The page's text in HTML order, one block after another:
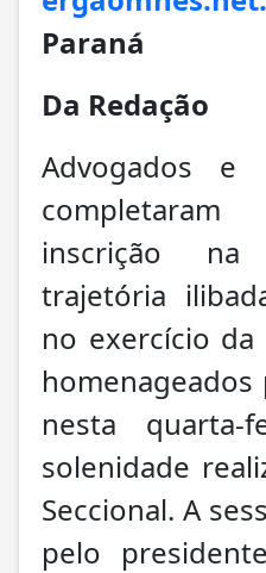
Paraná
Da Redação
Advogados e
inscrição
trajetória
no exercício
homenageados
nesta quarta-
solenidade
Seccional. A
pelo